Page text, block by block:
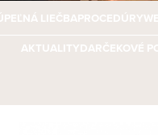
LIEČBAPROCEDÚRY
AKTUALITYDARČEKOVÉ